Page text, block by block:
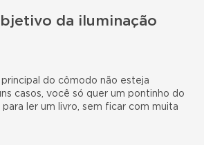
da iluminação
principal do cômodo não esteja
casos, você só quer um pontinho do
ler um livro, sem ficar com muita